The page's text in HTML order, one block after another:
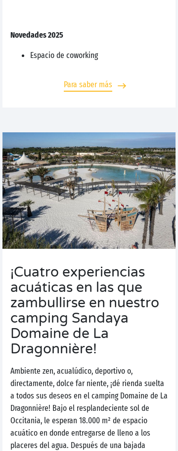
Novedades 2025
Espacio de coworking
Para saber más
¡Cuatro experiencias
acuáticas en las que
zambullirse en nuestro
camping Sandaya
Domaine de La
Dragonnière!
Ambiente zen, acualúdico, deportivo o,
directamente, dolce far niente, ¡dé rienda suelta
a todos sus deseos en el camping Domaine de La
Dragonnière! Bajo el resplandeciente sol de
Occitania, le esperan 18.000 m² de espacio
acuático en donde entregarse de lleno a los
placeres del agua. Después de una bajada